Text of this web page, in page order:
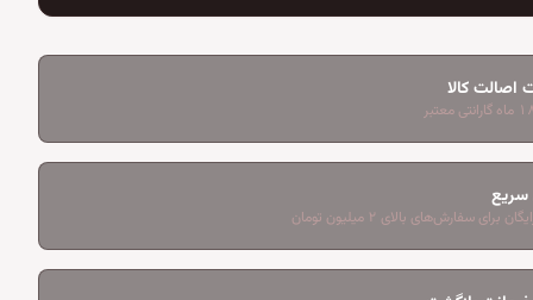
اصالت کالا
سریع
برای سفارش‌های بالای ۲ میلیون تومان